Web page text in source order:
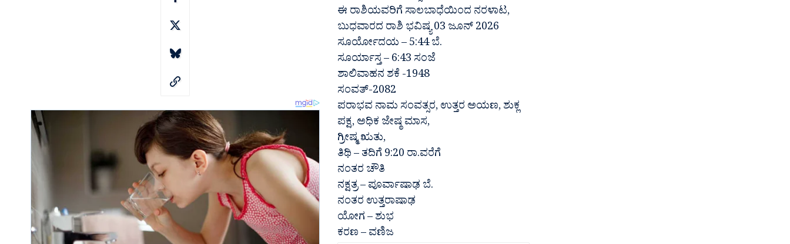
ಈ ರಾಶಿಯವರಿಗೆ ಸಾಲಬಾಧೆಯಿಂದ ನರಳಾಟ,
ಬುಧವಾರದ ರಾಶಿ ಭವಿಷ್ಯ 03 ಜೂನ್ 2026
ಸೂರ್ಯೋದಯ – 5:44 ಬೆ.
ಸೂರ್ಯಾಸ್ತ – 6:43 ಸಂಜೆ
ಶಾಲಿವಾಹನ ಶಕೆ -1948
ಸಂವತ್-2082
ಪರಾಭವ ನಾಮ ಸಂವತ್ಸರ, ಉತ್ತರ ಅಯಣ, ಶುಕ್ಲ
ಪಕ್ಷ, ಅಧಿಕ ಜೇಷ್ಠ ಮಾಸ,
ಗ್ರೀಷ್ಮ ಋತು,
ತಿಥಿ – ತದಿಗೆ 9:20 ರಾ.ವರೆಗೆ
ನಂತರ ಚೌತಿ
ನಕ್ಷತ್ರ – ಪೂರ್ವಾಷಾಢ ಬೆ.
ನಂತರ ಉತ್ತರಾಷಾಢ
ಯೋಗ – ಶುಭ
ಕರಣ – ವಣಿಜ